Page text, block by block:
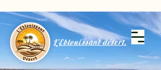
L'Eblouissant désert.